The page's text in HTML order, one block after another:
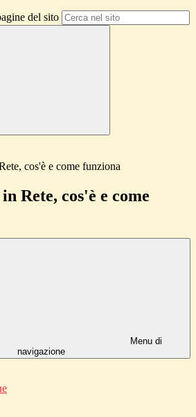
del sito
cos'è e come funziona
Rete, cos'è e come
Menu di
navigazione